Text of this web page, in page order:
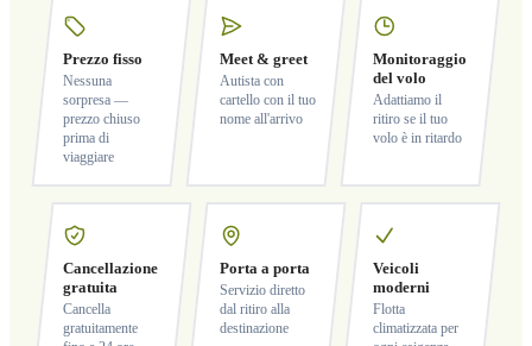
Prezzo fisso
Nessuna
sorpresa —
prezzo chiuso
prima di
viaggiare
Meet & greet
Autista con
cartello con il tuo
nome all'arrivo
Monitoraggio
del volo
Adattiamo il
ritiro se il tuo
volo è in ritardo
Cancellazione
gratuita
Cancella
gratuitamente
Porta a porta
Servizio diretto
dal ritiro alla
destinazione
Veicoli
moderni
Flotta
climatizzata per